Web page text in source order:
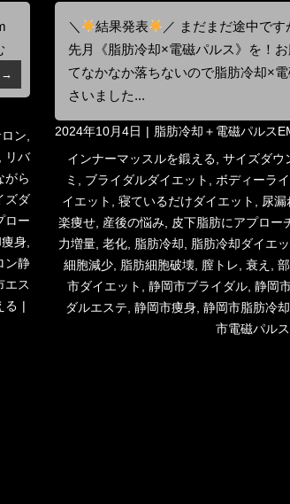
→
ン
リバ
がら
ズダ
ロー
身
ン静
エス
る
＼ 結果発表
／ まだまだ途中で
先月《脂肪冷却×電磁パルス》を！
てなかなか落ちないので脂肪冷却×
さいました...
投
日:
2024年10月4日
カ
テ
ゴ
リ
ー
脂肪冷却＋電磁パルス
タ
グ
インナーマッスルを鍛える ,サイズダウ
ミ
ブライダルダイエット ボディーラ
イエット
,寝ているだけダイエット 尿漏
楽痩せ 産後の悩み 皮下脂肪にアプロー
力増量 ,老化 脂肪冷却 脂肪冷却ダイエッ
細胞減少 脂肪細胞破壊 膣トレ ,衰え ,
市ダイエット
,静岡市ブライダル ,静岡
ダルエステ ,静岡市痩身 ,静岡市脂肪冷却
市電磁パルス